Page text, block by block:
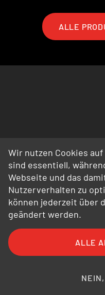
ALLE
FAQ AGB AEB
Wir nutzen Cookies
sind essentiell,
Webseite und das
Nutzerverhalten zu
können jederzeit über
geändert werden.
ALLE
NEIN,